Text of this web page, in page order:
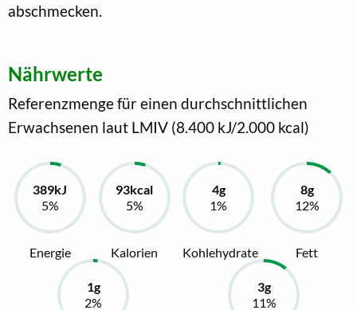
abschmecken.
Nährwerte
Referenzmenge für einen durchschnittlichen
Erwachsenen laut LMIV (8.400 kJ/2.000 kcal)
Energie Kalorien Kohlehydrate Fett